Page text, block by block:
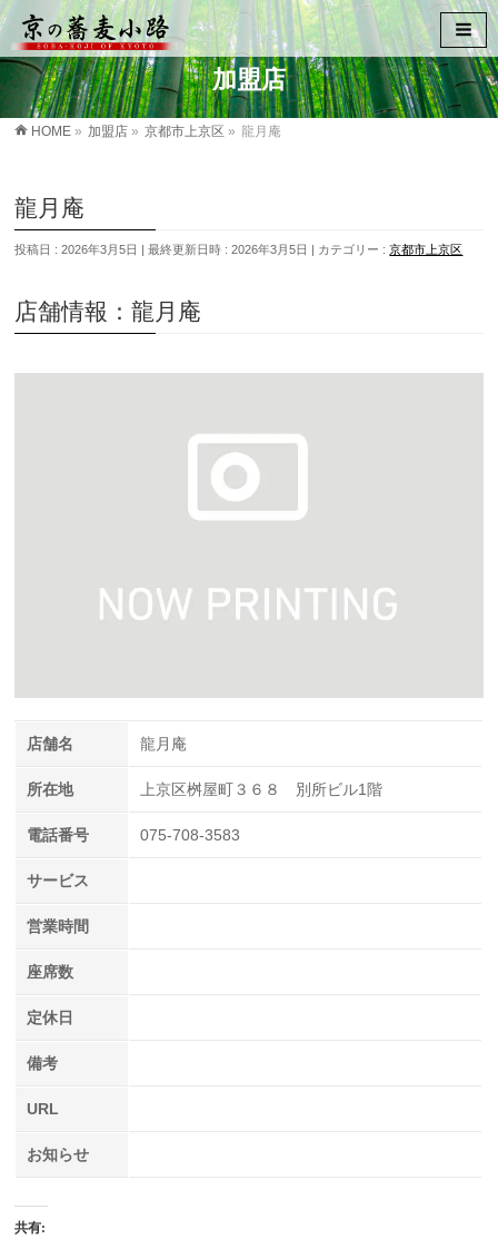
加盟店
HOME » 加盟店 » 京都市上京区 » 龍月庵
龍月庵
投稿日 : 2026年3月5日 最終更新日時 : 2026年3月5日 カテゴリー :京都市上京区
店舗情報：龍月庵
店舗名 龍月庵
所在地 上京区桝屋町３６８ 別所ビル1階
電話番号 075-708-3583
サービス
営業時間
座席数
定休日
備考
URL
お知らせ
共有: